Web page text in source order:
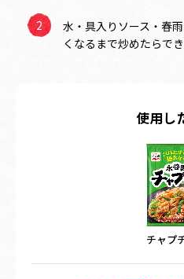
水・具入りソース・春
くなるまで炒めたらでき
使用し
チャプ